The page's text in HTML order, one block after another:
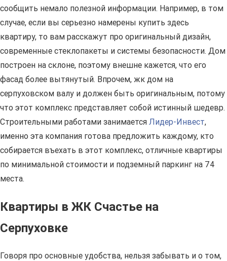
сообщить немало полезной информации. Например, в том
случае, если вы серьезно намерены купить здесь
квартиру, то вам расскажут про оригинальный дизайн,
современные стеклопакеты и системы безопасности. Дом
построен на склоне, поэтому внешне кажется, что его
фасад более вытянутый. Впрочем, жк дом на
серпуховском валу и должен быть оригинальным, потому
что этот комплекс представляет собой истинный шедевр.
Строительными работами занимается Лидер-Инвест,
именно эта компания готова предложить каждому, кто
собирается въехать в этот комплекс, отличные квартиры
по минимальной стоимости и подземный паркинг на 74
места.
Квартиры в ЖК Счастье на
Серпуховке
Говоря про основные удобства, нельзя забывать и о том,